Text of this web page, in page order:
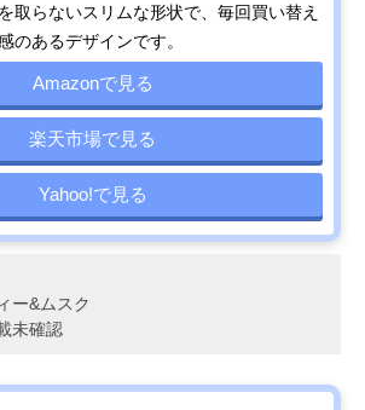
取らないスリムな形状で、毎回買い替え
のあるデザインです。
Amazonで見る
楽天市場で見る
Yahoo!で見る
ー&ムスク
未確認